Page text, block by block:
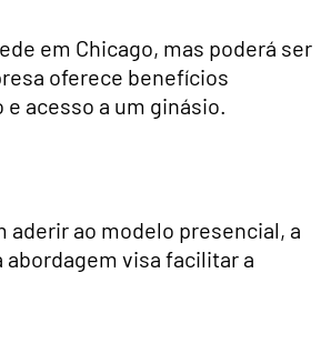
em Chicago, mas poderá ser
oferece benefícios
acesso a um ginásio.
aderir ao modelo presencial, a
abordagem visa facilitar a